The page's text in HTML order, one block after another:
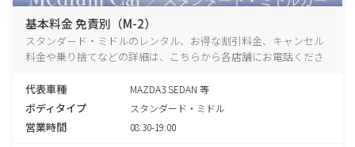
基本料金 免責別（M-2）
スタンダード・ミドルのレンタル、お得な割引料金、キャンセル
料金や乗り捨てなどの詳細は、こちらから各店舗にお電話くださ
代表車種
MAZDA3 SEDAN 等
ボディタイプ スタンダード・ミドル
営業時間 08:30-19:00